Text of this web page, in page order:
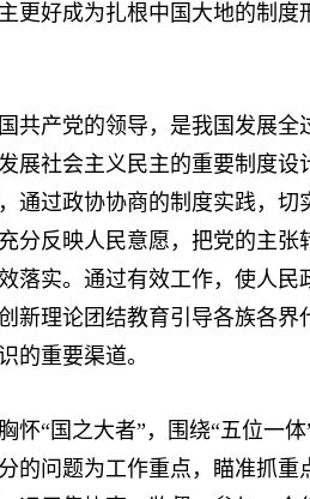
更好成为扎根中国大地的制
产党的领导，是我国发展全
展社会主义民主的重要制度
通过政协协商的制度实践，切
分反映人民意愿，把党的主张
落实。通过有效工作，使人
新理论团结教育引导各族各界
的重要渠道。
“国之大者”，围绕“五位一体
的问题为工作重点，瞄准抓重